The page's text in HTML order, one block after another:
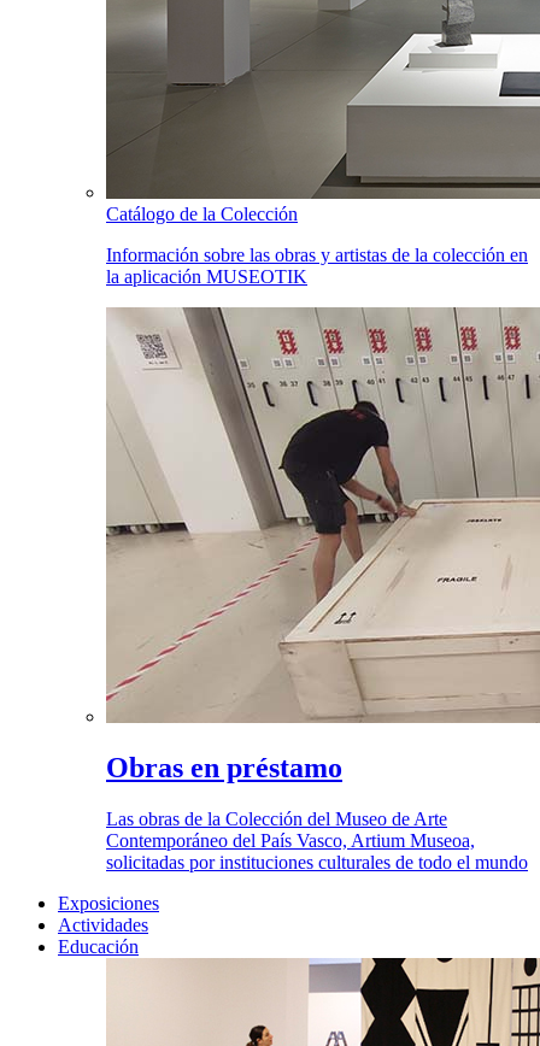
Catálogo de la Colección
Información sobre las obras y artistas de la colección en
la aplicación MUSEOTIK
Obras en préstamo
Las obras de la Colección del Museo de Arte
Contemporáneo del País Vasco, Artium Museoa,
solicitadas por instituciones culturales de todo el mundo
Exposiciones
Actividades
Educación